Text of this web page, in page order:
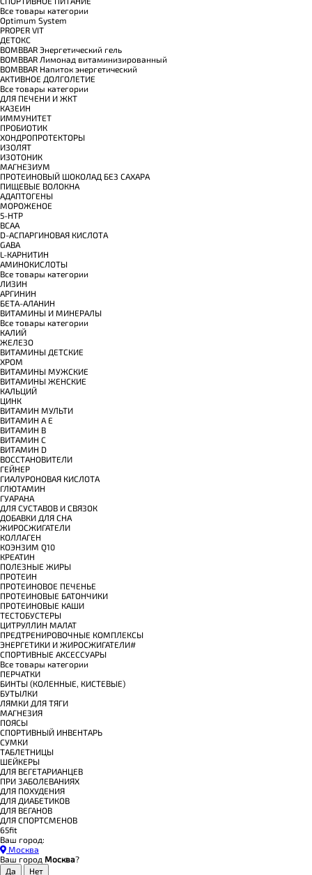
Все товары категории
Optimum System
PROPER VIT
ДЕТОКС
BOMBBAR Энергетический гель
BOMBBAR Лимонад витаминизированный
BOMBBAR Напиток энергетический
АКТИВНОЕ ДОЛГОЛЕТИЕ
Все товары категории
ДЛЯ ПЕЧЕНИ И ЖКТ
КАЗЕИН
ИММУНИТЕТ
ПРОБИОТИК
ХОНДРОПРОТЕКТОРЫ
ИЗОЛЯТ
ИЗОТОНИК
МАГНЕЗИУМ
ПРОТЕИНОВЫЙ ШОКОЛАД БЕЗ САХАРА
ПИЩЕВЫЕ ВОЛОКНА
АДАПТОГЕНЫ
МОРОЖЕНОЕ
5-HTP
BCAA
D-АСПАРГИНОВАЯ КИСЛОТА
GABA
L-КАРНИТИН
АМИНОКИСЛОТЫ
Все товары категории
ЛИЗИН
АРГИНИН
БЕТА-АЛАНИН
ВИТАМИНЫ И МИНЕРАЛЫ
Все товары категории
КАЛИЙ
ЖЕЛЕЗО
ВИТАМИНЫ ДЕТСКИЕ
ХРОМ
ВИТАМИНЫ МУЖСКИЕ
ВИТАМИНЫ ЖЕНСКИЕ
КАЛЬЦИЙ
ЦИНК
ВИТАМИН МУЛЬТИ
ВИТАМИН A E
ВИТАМИН B
ВИТАМИН C
ВИТАМИН D
ВОССТАНОВИТЕЛИ
ГЕЙНЕР
ГИАЛУРОНОВАЯ КИСЛОТА
ГЛЮТАМИН
ГУАРАНА
ДЛЯ СУСТАВОВ И СВЯЗОК
ДОБАВКИ ДЛЯ СНА
ЖИРОСЖИГАТЕЛИ
КОЛЛАГЕН
КОЭНЗИМ Q10
КРЕАТИН
ПОЛЕЗНЫЕ ЖИРЫ
ПРОТЕИН
ПРОТЕИНОВОЕ ПЕЧЕНЬЕ
ПРОТЕИНОВЫЕ БАТОНЧИКИ
ПРОТЕИНОВЫЕ КАШИ
ТЕСТОБУСТЕРЫ
ЦИТРУЛЛИН МАЛАТ
ПРЕДТРЕНИРОВОЧНЫЕ КОМПЛЕКСЫ
ЭНЕРГЕТИКИ И ЖИРОСЖИГАТЕЛИ#
СПОРТИВНЫЕ АКСЕССУАРЫ
Все товары категории
ПЕРЧАТКИ
БИНТЫ (КОЛЕННЫЕ, КИСТЕВЫЕ)
БУТЫЛКИ
ЛЯМКИ ДЛЯ ТЯГИ
МАГНЕЗИЯ
ПОЯСЫ
СПОРТИВНЫЙ ИНВЕНТАРЬ
СУМКИ
ТАБЛЕТНИЦЫ
ШЕЙКЕРЫ
ДЛЯ ВЕГЕТАРИАНЦЕВ
ПРИ ЗАБОЛЕВАНИЯХ
ДЛЯ ПОХУДЕНИЯ
ДЛЯ ДИАБЕТИКОВ
ДЛЯ ВЕГАНОВ
ДЛЯ СПОРТСМЕНОВ
65fit
Ваш город:
Москва
Ваш город Москва?